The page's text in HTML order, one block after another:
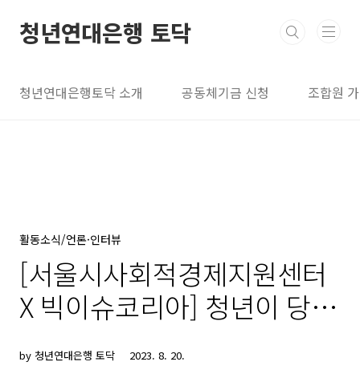
청년연대은행 토닥
청년연대은행토닥 소개 공동체기금 신청 조합원
활동소식/언론·인터뷰
[서울시사회적경제지원센터
X 빅이슈코리아] 청년이 당당
by 청년연대은행 토닥 2023. 8. 20.